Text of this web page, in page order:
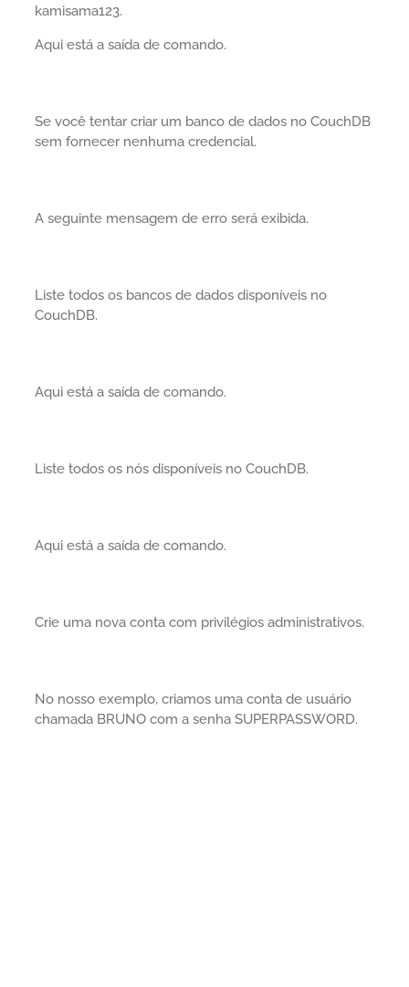
kamisama123.
Aqui está a saída de comando.
Se você tentar criar um banco de dados no CouchDB
sem fornecer nenhuma credencial.
A seguinte mensagem de erro será exibida.
Liste todos os bancos de dados disponíveis no
CouchDB.
Aqui está a saída de comando.
Liste todos os nós disponíveis no CouchDB.
Aqui está a saída de comando.
Crie uma nova conta com privilégios administrativos.
No nosso exemplo, criamos uma conta de usuário
chamada BRUNO com a senha SUPERPASSWORD.